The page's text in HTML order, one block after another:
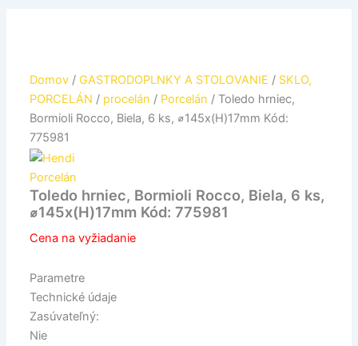
Domov / GASTRODOPLNKY A STOLOVANIE / SKLO,
PORCELÁN / procelán / Porcelán / Toledo hrniec,
Bormioli Rocco, Biela, 6 ks, ⌀145x(H)17mm Kód:
775981
Porcelán
Toledo hrniec, Bormioli Rocco, Biela, 6 ks,
⌀145x(H)17mm Kód: 775981
Cena na vyžiadanie
Parametre
Technické údaje
Zasúvateľný:
Nie